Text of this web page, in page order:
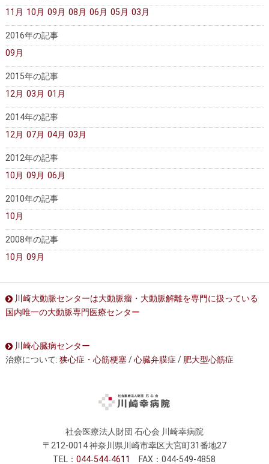
11月 10月 09月 08月 06月 05月 03月
2016年の記事
09月
2015年の記事
12月 03月 01月
2014年の記事
12月 07月 04月 03月
2012年の記事
10月 09月 06月
2010年の記事
10月
2008年の記事
10月 09月
川崎大動脈センターは大動脈瘤・大動脈解離を専門に扱っている
国内唯一の大動脈専門医療センター
川崎心臓病センター
治療について: 狭心症・心筋梗塞/心臓弁膜症 / 肥大型心筋症
社会医療法人財団 石心会 川崎幸病院
〒212-0014 神奈川県川崎市幸区大宮町31番地27
TEL：044 544 4611 FAX：044-549-4858